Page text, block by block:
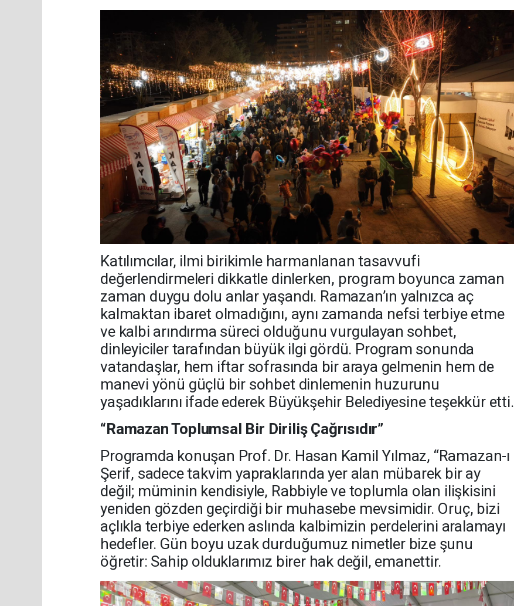
Katılımcılar, ilmi birikimle harmanlanan tasavvufi
değerlendirmeleri dikkatle dinlerken, program boyunca zaman
zaman duygu dolu anlar yaşandı. Ramazan’ın yalnızca aç
kalmaktan ibaret olmadığını, aynı zamanda nefsi terbiye etme
ve kalbi arındırma süreci olduğunu vurgulayan sohbet,
dinleyiciler tarafından büyük ilgi gördü. Program sonunda
vatandaşlar, hem iftar sofrasında bir araya gelmenin hem de
manevi yönü güçlü bir sohbet dinlemenin huzurunu
yaşadıklarını ifade ederek Büyükşehir Belediyesine teşekkür etti.
“Ramazan Toplumsal Bir Diriliş Çağrısıdır”
Programda konuşan Prof. Dr. Hasan Kamil Yılmaz, “Ramazan-ı
Şerif, sadece takvim yapraklarında yer alan mübarek bir ay
değil; müminin kendisiyle, Rabbiyle ve toplumla olan ilişkisini
yeniden gözden geçirdiği bir muhasebe mevsimidir. Oruç, bizi
açlıkla terbiye ederken aslında kalbimizin perdelerini aralamayı
hedefler. Gün boyu uzak durduğumuz nimetler bize şunu
öğretir: Sahip olduklarımız birer hak değil, emanettir.